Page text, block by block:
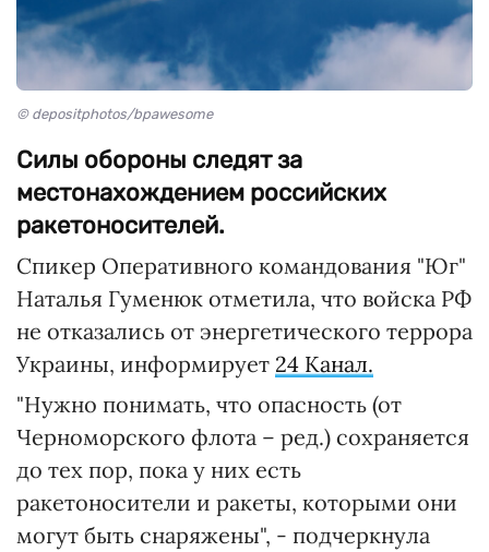
© depositphotos/bpawesome
Силы обороны следят за
местонахождением российских
ракетоносителей.
Спикер Оперативного командования "Юг"
Наталья Гуменюк отметила, что войска РФ
не отказались от энергетического террора
Украины, информирует 24 Канал.
"Нужно понимать, что опасность (от
Черноморского флота – ред.) сохраняется
до тех пор, пока у них есть
ракетоносители и ракеты, которыми они
могут быть снаряжены", - подчеркнула